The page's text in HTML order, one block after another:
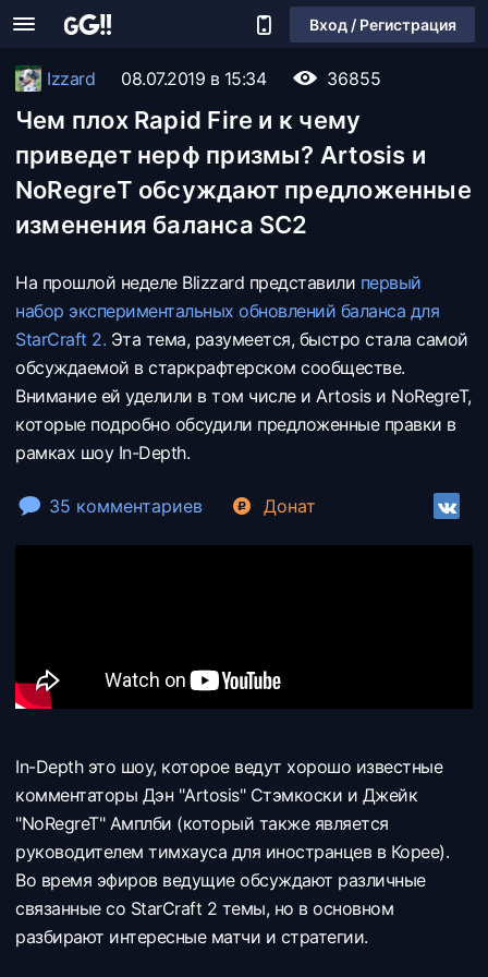
Вход / Регистрация
Izzard 08.07.2019 в 15:34 36855
Чем плох Rapid Fire и к чему
приведет нерф призмы? Artosis и
NoRegreT обсуждают предложенные
изменения баланса SC2
На прошлой неделе Blizzard представили первый
набор экспериментальных обновлений баланса для
StarCraft 2. Эта тема, разумеется, быстро стала самой
обсуждаемой в старкрафтерском сообществе.
Внимание ей уделили в том числе и Artosis и NoRegreT,
которые подробно обсудили предложенные правки в
рамках шоу In-Depth.
35 комментариев Донат
In-Depth это шоу, которое ведут хорошо известные
комментаторы Дэн "Artosis" Стэмкоски и Джейк
"NoRegreT" Амплби (который также является
руководителем тимхауса для иностранцев в Корее).
Во время эфиров ведущие обсуждают различные
связанные со StarCraft 2 темы, но в основном
разбирают интересные матчи и стратегии.